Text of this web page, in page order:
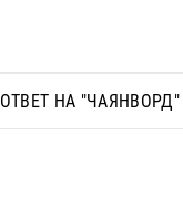
ОТВЕТ НА "ЧАЯНВОРД"